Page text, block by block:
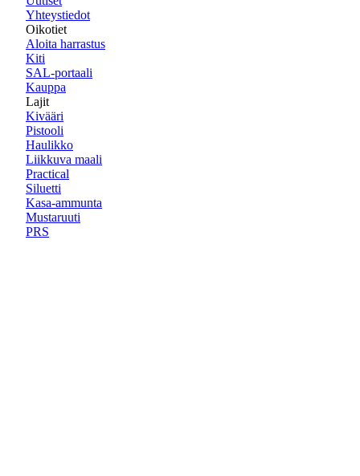
Yhteystiedot
Oikotiet
Aloita harrastus
Kiti
SAL-portaali
Kauppa
Lajit
Kivääri
Pistooli
Haulikko
Liikkuva maali
Practical
Siluetti
Kasa-ammunta
Mustaruuti
PRS